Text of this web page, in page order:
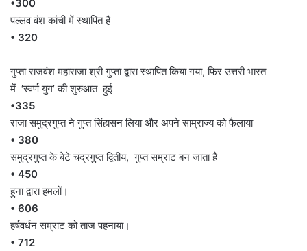
•300
पल्लव वंश कांची में स्थापित है
• 320
गुप्ता राजवंश महाराजा श्री गुप्ता द्वारा स्थापित किया गया, फिर उत्तरी भारत
में ‘स्वर्ण युग’ की शुरुआत हुई
•335
राजा समुद्रगुप्त ने गुप्त सिंहासन लिया और अपने साम्राज्य को फैलाया
• 380
समुद्रगुप्त के बेटे चंद्रगुप्त द्वितीय, गुप्त सम्राट बन जाता है
• 450
हुना द्वारा हमलों।
• 606
हर्षवर्धन सम्राट को ताज पहनाया।
• 712